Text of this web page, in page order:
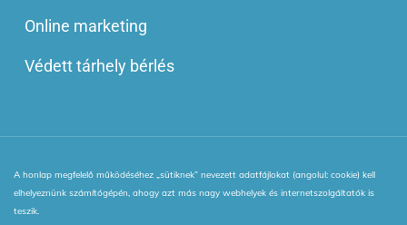
Online marketing
Védett tárhely bérlés
© 2013 - 2025 | Minden jog fenntartva! | Webinside Style Kft.
A honlap megfelelő működéséhez „sütiknek” nevezett adatfájlokat (angolul: cookie) kell
elhelyeznünk számítógépén, ahogy azt más nagy webhelyek és internetszolgáltatók is
teszik.